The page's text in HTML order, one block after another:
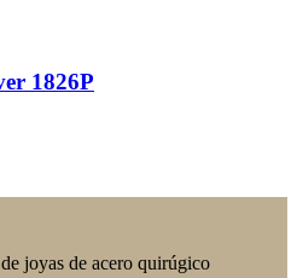
1826P
joyas de acero quirúgico